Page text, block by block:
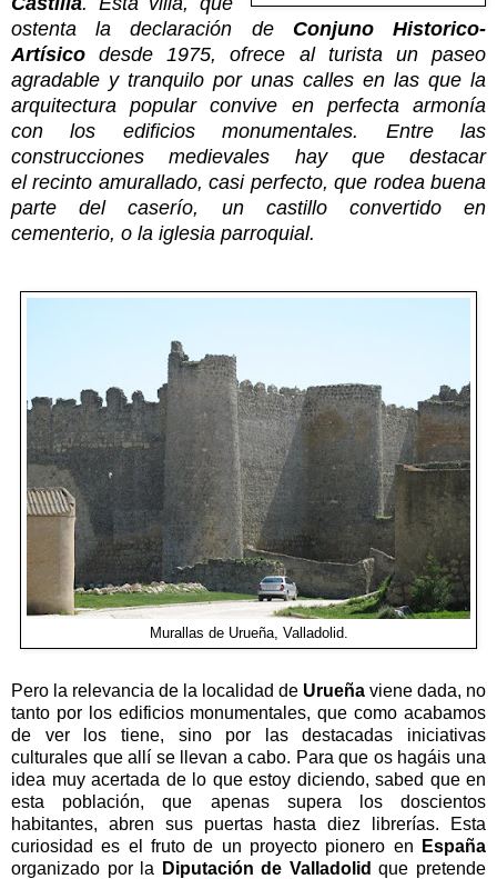
ostenta la declaración de Conjuno Historico-
Artísico desde 1975, ofrece al turista un paseo
agradable y tranquilo por unas calles en las que la
arquitectura popular convive en perfecta armonía
con los edificios monumentales. Entre las
construcciones medievales hay que destacar
el recinto amurallado, casi perfecto, que rodea buena
parte del caserío, un castillo convertido en
cementerio, o la iglesia parroquial.
Murallas de Urueña, Valladolid.
Pero la relevancia de la localidad de Urueña viene dada, no
tanto por los edificios monumentales, que como acabamos
de ver los tiene, sino por las destacadas iniciativas
culturales que allí se llevan a cabo. Para que os hagáis una
idea muy acertada de lo que estoy diciendo, sabed que en
esta población, que apenas supera los doscientos
habitantes, abren sus puertas hasta diez librerías. Esta
curiosidad es el fruto de un proyecto pionero en
España
organizado por la
Diputación de Valladolid que pretende